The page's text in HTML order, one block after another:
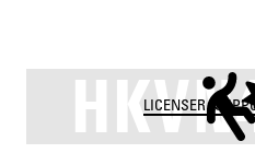
LICENSER &